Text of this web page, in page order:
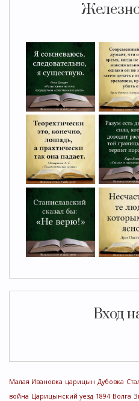
Вход
Малая Ивановка царицын Дубовка
война Царицынский уезд 1894 Волга